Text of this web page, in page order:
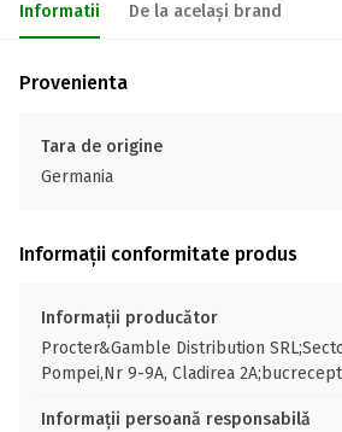
Informatii De la același brand
Provenienta
Tara de origine
Germania
Informații conformitate produs
Informații producător
Procter&Gamble Distribution
Pompei,Nr 9-9A, Cladirea
Informații persoană responsabilă